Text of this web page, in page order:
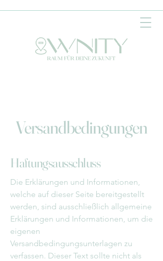
Versandbedingungen
Haftungsausschluss
Die Erklärungen und Informationen,
welche auf dieser Seite bereitgestellt
werden, sind ausschließlich allgemeine
Erklärungen und Informationen, um die
eigenen
Versandbedingungsunterlagen zu
verfassen. Dieser Text sollte nicht als